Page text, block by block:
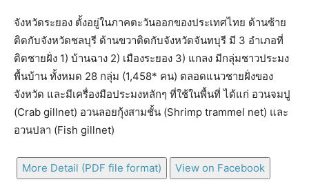
จังหวัดระยอง ตั้งอยู่ในภาคตะวันออกของประเทศไทย ด้านซ้าย
ติดกับจังหวัดชลบุรี ด้านขวาติดกับจังหวัดจันทบุรี มี 3 อำเภอที่
ติดชายฝั่ง 1) บ้านฉาง 2) เมืองระยอง 3) แกลง มีกลุ่มชาวประมง
พื้นบ้าน ทั้งหมด 28 กลุ่ม (1,458* คน) ตลอดแนวชายฝั่งของ
จังหวัด และมีเครื่องมือประมงหลักๆ ที่ใช้ในพื้นที่ ได้แก่ อวนจมปู
(Crab gillnet) อวนลอยกุ้งสามชั้น (Shrimp trammel net) และ
อวนปลา (Fish gillnet)
More Detail (PDF file format) View on Facebook